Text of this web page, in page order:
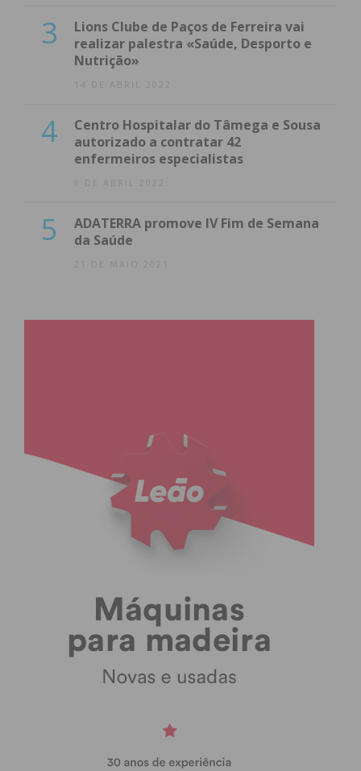
3
Lions Clube de Paços de Ferreira vai
realizar palestra «Saúde, Desporto e
Nutrição»
14 DE ABRIL 2022
4
Centro Hospitalar do Tâmega e Sousa
autorizado a contratar 42
enfermeiros especialistas
8 DE ABRIL 2022
5
ADATERRA promove IV Fim de Semana
da Saúde
21 DE MAIO 2021